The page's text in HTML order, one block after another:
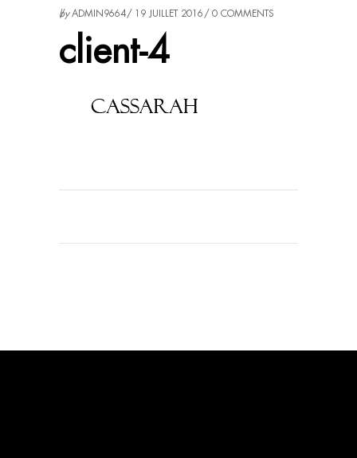
byADMIN9664 19 JUILLET 2016 0 COMMENTS
client-4